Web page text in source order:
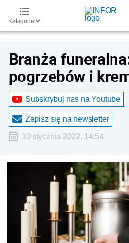
Kategorie
Branża
pogrzebów i
Subskrybuj nas na Youtube
Zapisz się na newsletter
10 stycznia 2022, 14:54